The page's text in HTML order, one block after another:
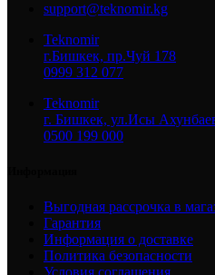
support@teknomir.kg
Teknomir
г.Бишкек, пр.Чуй 178
0999 312 077
Teknomir
г. Бишкек, ул.Исы
0500 199 000
Выгодная рассрочка в
Гарантия
Информация о доставке
Политика безопасности
Условия соглашения